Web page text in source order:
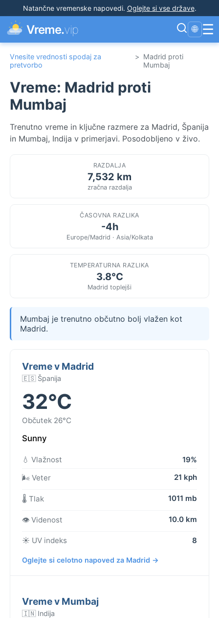
Natančne vremenske napovedi. Oglejte si vse države.
Vreme.vip 🌐 ☰
Vnesite vrednosti spodaj za
pretvorbo
> Madrid proti
Mumbaj
Vreme: Madrid proti
Mumbaj
Trenutno vreme in ključne razmere za Madrid, Španija
in Mumbaj, Indija v primerjavi. Posodobljeno v živo.
RAZDALJA
7,532 km
zračna razdalja
ČASOVNA RAZLIKA
-4h
Europe/Madrid · Asia/Kolkata
TEMPERATURNA RAZLIKA
3.8°C
Madrid toplejši
Mumbaj je trenutno občutno bolj vlažen kot
Madrid.
Vreme v Madrid
🇪🇸 Španija
32°C
Občutek 26°C
Sunny
💧 Vlažnost
19%
🌬️ Veter
21 kph
🌡️ Tlak 1011 mb
👁️ Videnost 10.0 km
☀️ UV indeks 8
Oglejte si celotno napoved za Madrid →
Vreme v Mumbaj
🇮🇳 Indija